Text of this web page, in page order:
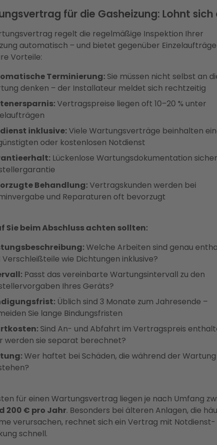
für die Gasheizung: Lohnt sich
regelt die regelmäßige Inspektion Ihrer
automatisch – und bietet gegenüber
Vorteile:
Terminierung: Sie müssen nicht selbst an
denken – der Installateur meldet sich rechtzeitig
Vertragspreise liegen oft 10–20 % unter
inklusive:Viele Wartungsverträge beinhalten
oder kostenlosen Notdienst
Lückenlose Wartungsdokumentation
Behandlung:Vertragskunden werden bei
und Reparaturen oft bevorzugt
Sie beim Abschluss achten sollten:
Welche Arbeiten sind genau
Verschleißteile wie Dichtungen inklusive?
Passt das vereinbarte Wartungsintervall zu den
Ihres Geräts?
Üblich sind 3 Monate zum Jahresende –
Sie lange Bindungsfristen
Sind An- und Abfahrt im Vertragspreis
werden sie separat berechnet?
Wer haftet bei Schäden, die während der Wartung
für einen Wartungsvertrag liegen je nach Umfang
200 € pro Jahr. Besonders bei älteren Anlagen, die
verursachen, rechnet sich ein Vertrag mit Notdienst-
schnell.